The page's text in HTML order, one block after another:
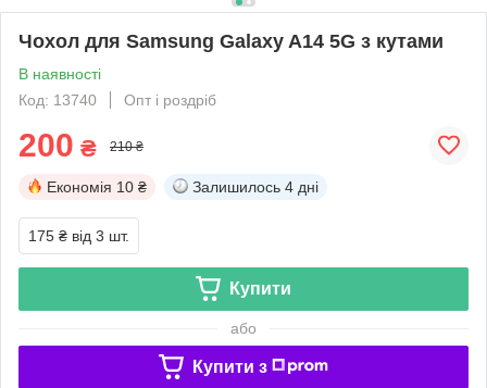
Чохол для Samsung Galaxy A14 5G з кутами
В наявності
Код: 13740
Опт і роздріб
200 ₴ 210 ₴
Економія 10 ₴ Залишилось 4 дні
175 ₴ від 3 шт.
Купити
або
Купити з